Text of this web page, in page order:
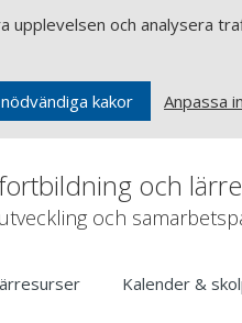
och analysera
kakor Anpassa
och
och
Kalender &